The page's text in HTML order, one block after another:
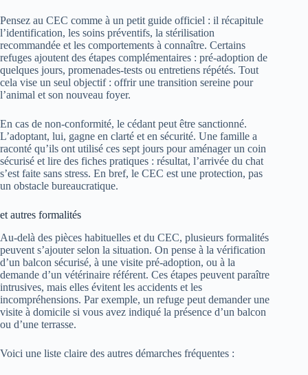
Pensez au CEC comme à un petit guide officiel : il récapitule
l’identification, les soins préventifs, la stérilisation
recommandée et les comportements à connaître. Certains
refuges ajoutent des étapes complémentaires : pré‑adoption de
quelques jours, promenades‑tests ou entretiens répétés. Tout
cela vise un seul objectif : offrir une transition sereine pour
l’animal et son nouveau foyer.
En cas de non-conformité, le cédant peut être sanctionné.
L’adoptant, lui, gagne en clarté et en sécurité. Une famille a
raconté qu’ils ont utilisé ces sept jours pour aménager un coin
sécurisé et lire des fiches pratiques : résultat, l’arrivée du chat
s’est faite sans stress. En bref, le CEC est une protection, pas
un obstacle bureaucratique.
et autres formalités
Au-delà des pièces habituelles et du CEC, plusieurs formalités
peuvent s’ajouter selon la situation. On pense à la vérification
d’un balcon sécurisé, à une visite pré‑adoption, ou à la
demande d’un vétérinaire référent. Ces étapes peuvent paraître
intrusives, mais elles évitent les accidents et les
incompréhensions. Par exemple, un refuge peut demander une
visite à domicile si vous avez indiqué la présence d’un balcon
ou d’une terrasse.
Voici une liste claire des autres démarches fréquentes :